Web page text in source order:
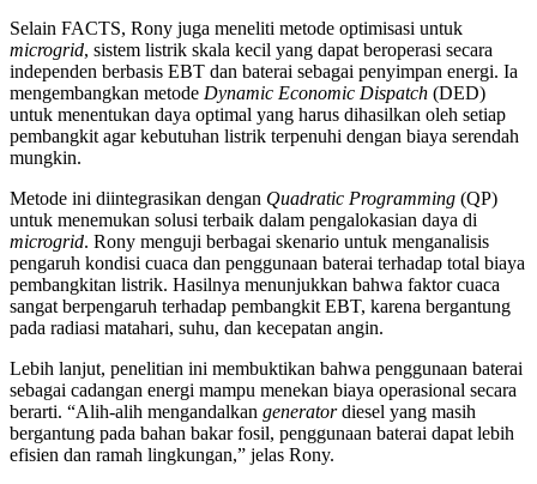
Selain FACTS, Rony juga meneliti metode optimisasi untuk
microgrid, sistem listrik skala kecil yang dapat beroperasi secara
independen berbasis EBT dan baterai sebagai penyimpan energi. Ia
mengembangkan metode Dynamic Economic Dispatch (DED)
untuk menentukan daya optimal yang harus dihasilkan oleh setiap
pembangkit agar kebutuhan listrik terpenuhi dengan biaya serendah
mungkin.
Metode ini diintegrasikan dengan Quadratic Programming (QP)
untuk menemukan solusi terbaik dalam pengalokasian daya di
microgrid. Rony menguji berbagai skenario untuk menganalisis
pengaruh kondisi cuaca dan penggunaan baterai terhadap total biaya
pembangkitan listrik. Hasilnya menunjukkan bahwa faktor cuaca
sangat berpengaruh terhadap pembangkit EBT, karena bergantung
pada radiasi matahari, suhu, dan kecepatan angin.
Lebih lanjut, penelitian ini membuktikan bahwa penggunaan baterai
sebagai cadangan energi mampu menekan biaya operasional secara
berarti. “Alih-alih mengandalkan generatordiesel yang masih
bergantung pada bahan bakar fosil, penggunaan baterai dapat lebih
efisien dan ramah lingkungan,” jelas Rony.